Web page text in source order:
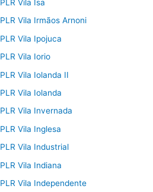
Vila Isa
Vila Irmãos Arnoni
Vila Ipojuca
Vila Iorio
Vila Iolanda II
Vila Iolanda
Vila Invernada
Vila Inglesa
Vila Industrial
Vila Indiana
Vila Independente